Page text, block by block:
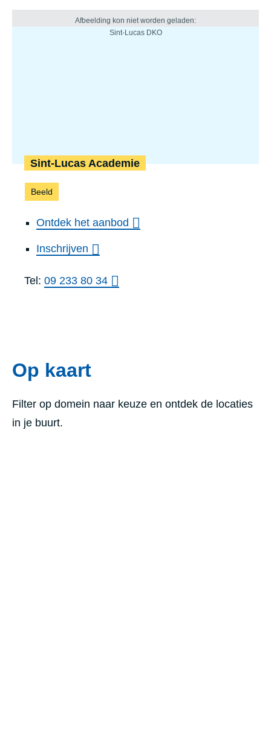
Sint-Lucas Academie
Beeld
Ontdek het aanbod
Inschrijven
Tel: 09 233 80 34
Op kaart
Filter op domein naar keuze en ontdek de locaties
in je buurt.